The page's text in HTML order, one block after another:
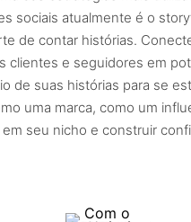
sociais atualmente é o
de contar histórias.
clientes e seguidores em
de suas histórias para se
uma marca, como um
em seu nicho e construir